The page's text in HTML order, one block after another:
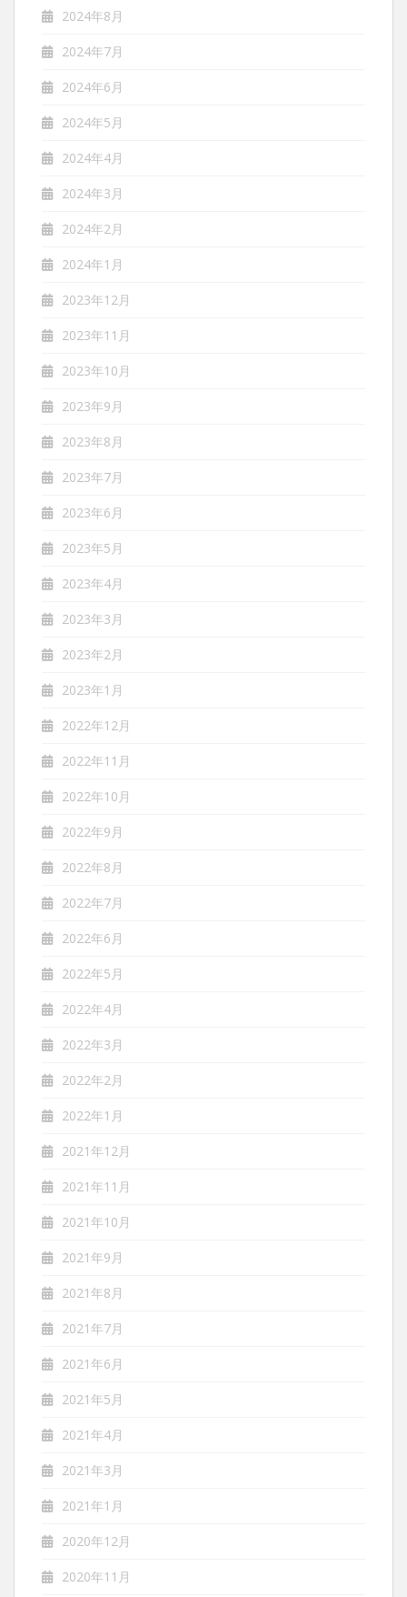
2024年8月
2024年7月
2024年6月
2024年5月
2024年4月
2024年3月
2024年2月
2024年1月
2023年12月
2023年11月
2023年10月
2023年9月
2023年8月
2023年7月
2023年6月
2023年5月
2023年4月
2023年3月
2023年2月
2023年1月
2022年12月
2022年11月
2022年10月
2022年9月
2022年8月
2022年7月
2022年6月
2022年5月
2022年4月
2022年3月
2022年2月
2022年1月
2021年12月
2021年11月
2021年10月
2021年9月
2021年8月
2021年7月
2021年6月
2021年5月
2021年4月
2021年3月
2021年1月
2020年12月
2020年11月